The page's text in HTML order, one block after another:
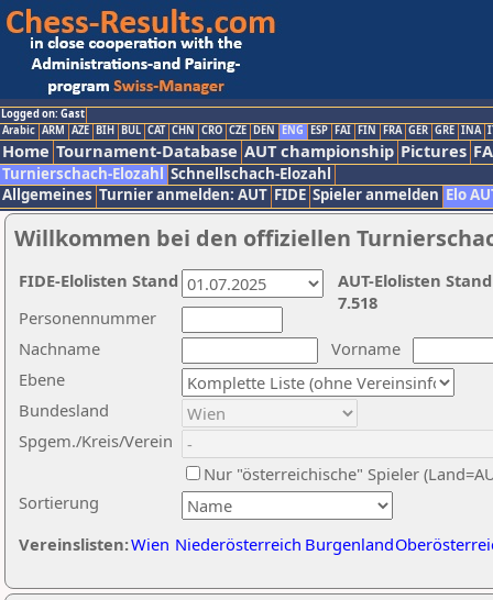
Logged on: Gast
Arabic ARM AZE BIH BUL CAT CHN CRO CZE DEN ENG ESP FAI FIN FRA GER GRE INA
Home Tournament-Database AUT championship Pictures
Turnierschach-Elozahl Schnellschach-Elozahl
Allgemeines Turnier anmelden: AUT FIDE Spieler anmelden Elo
Willkommen bei den offiziellen
Nachname
Vorname
Ebene
Sortierung
Personennummer
Bundesland
Spgem./Kreis/Verein
Nur "österreichische" Spieler
Vereinslisten:Wien Niederösterreich Burgenland
AUT-Elolisten
7.518
FIDE-Elolisten Stand